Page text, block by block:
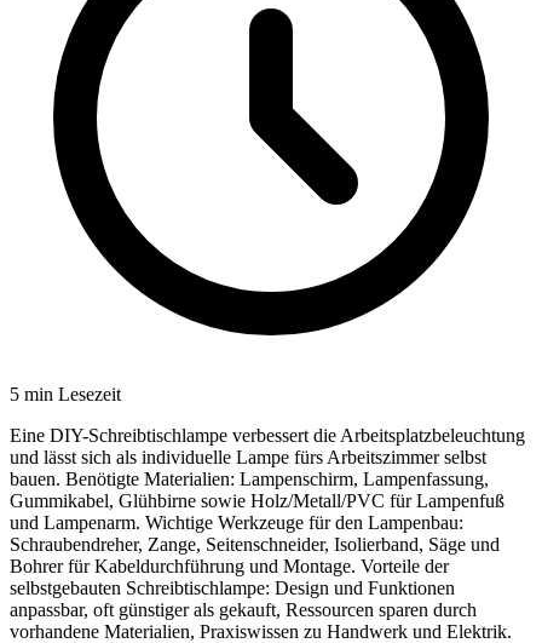
5 min Lesezeit
Eine DIY-Schreibtischlampe verbessert die Arbeitsplatzbeleuchtung
und lässt sich als individuelle Lampe fürs Arbeitszimmer selbst
bauen. Benötigte Materialien: Lampenschirm, Lampenfassung,
Gummikabel, Glühbirne sowie Holz/Metall/PVC für Lampenfuß
und Lampenarm. Wichtige Werkzeuge für den Lampenbau:
Schraubendreher, Zange, Seitenschneider, Isolierband, Säge und
Bohrer für Kabeldurchführung und Montage. Vorteile der
selbstgebauten Schreibtischlampe: Design und Funktionen
anpassbar, oft günstiger als gekauft, Ressourcen sparen durch
vorhandene Materialien, Praxiswissen zu Handwerk und Elektrik.